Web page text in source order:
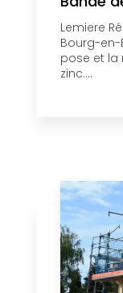
Lemiere
Bourg-en-
pose et la
zinc....